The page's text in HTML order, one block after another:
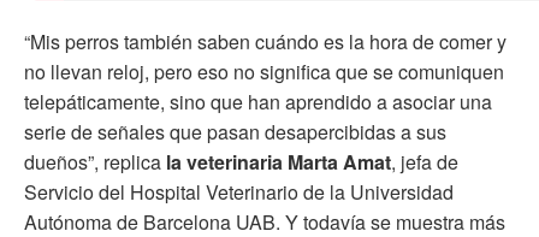
“Mis perros también saben cuándo es la hora de comer y
no llevan reloj, pero eso no significa que se comuniquen
telepáticamente, sino que han aprendido a asociar una
serie de señales que pasan desapercibidas a sus
dueños”, replica la veterinaria Marta Amat, jefa de
Servicio del Hospital Veterinario de la Universidad
Autónoma de Barcelona UAB. Y todavía se muestra más